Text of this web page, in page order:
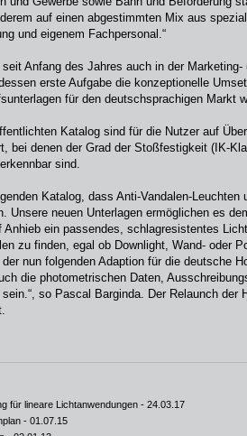
auf einen abgestimmten Mix aus
und eigenem Fachpersonal.“
Anfang des Jahres auch in der
erste Aufgabe die konzeptionelle
für den deutschsprachigen Markt
Katalog sind für die Nutzer auf
bei denen der Grad der Stoßfestigkeit (IK-
sind.
Katalog, dass Anti-Vandalen-
Unsere neuen Unterlagen ermöglichen es
Anhieb ein passendes, schlagresistentes
zu finden, egal ob Downlight, Wand- oder
nun folgenden Adaption für die deutsche
die photometrischen Daten,
so Pascal Barginda. Der Relaunch der
für lineare Lichtanwendungen - 24.03.17
- 01.07.15